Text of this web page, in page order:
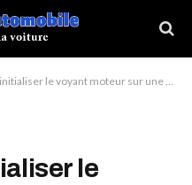
le voyant moteur sur une Fiat Punto ?
le